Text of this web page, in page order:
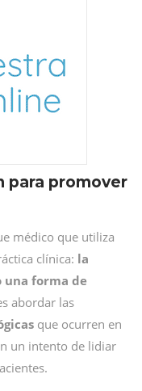
para promover
médico que utiliza
clínica: la
una forma de
abordar las
que ocurren en
un intento de lidiar